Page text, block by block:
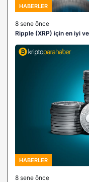
HABERLER
8 sene önce
Ripple (XRP) için en iyi
HABERLER
8 sene önce